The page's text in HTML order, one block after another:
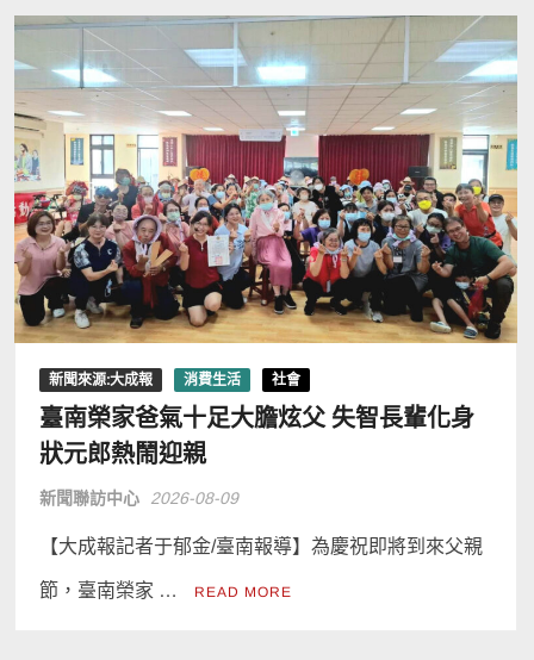
新聞來源:大成報 消費生活 社會
臺南榮家爸氣十足大膽炫父 失智長輩化身
狀元郎熱鬧迎親
新聞聯訪中心 2026-08-09
【大成報記者于郁金/臺南報導】為慶祝即將到來父親
節，臺南榮家 … READ MORE